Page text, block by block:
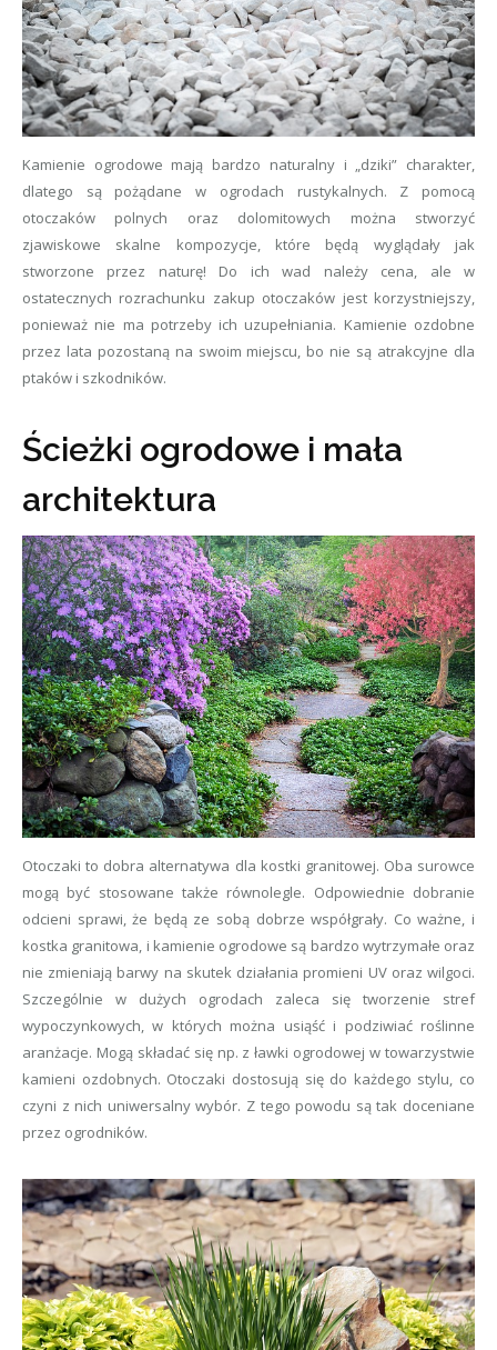
Kamienie ogrodowe mają bardzo naturalny i „dziki” charakter,
dlatego są pożądane w ogrodach rustykalnych. Z pomocą
otoczaków polnych oraz dolomitowych można stworzyć
zjawiskowe skalne kompozycje, które będą wyglądały jak
stworzone przez naturę! Do ich wad należy cena, ale w
ostatecznych rozrachunku zakup otoczaków jest korzystniejszy,
ponieważ nie ma potrzeby ich uzupełniania. Kamienie ozdobne
przez lata pozostaną na swoim miejscu, bo nie są atrakcyjne dla
ptaków i szkodników.
Ścieżki ogrodowe i mała
architektura
Otoczaki to dobra alternatywa dla kostki granitowej. Oba surowce
mogą być stosowane także równolegle. Odpowiednie dobranie
odcieni sprawi, że będą ze sobą dobrze współgrały. Co ważne, i
kostka granitowa, i kamienie ogrodowe są bardzo wytrzymałe oraz
nie zmieniają barwy na skutek działania promieni UV oraz wilgoci.
Szczególnie w dużych ogrodach zaleca się tworzenie stref
wypoczynkowych, w których można usiąść i podziwiać roślinne
aranżacje. Mogą składać się np. z ławki ogrodowej w towarzystwie
kamieni ozdobnych. Otoczaki dostosują się do każdego stylu, co
czyni z nich uniwersalny wybór. Z tego powodu są tak doceniane
przez ogrodników.